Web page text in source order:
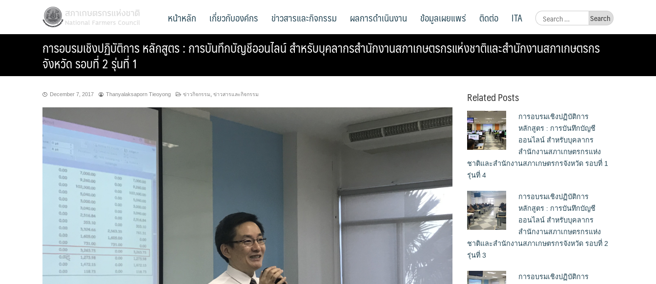
สภาเกษตรกรแห่งชาติ
National Farmers Council
Search
for:
หน้าหลัก เกี่ยวกับองค์กร ข่าวสารและกิจกรรม ผลการดำเนินงาน ข้อมูลเผยแพร่ ติดต่อ ITA
การอบรมเชิงปฏิบัติการ หลักสูตร : การบันทึกบัญชีออนไลน์ สำหรับบุคลากรสำนักงานสภาเกษตรกรแห่งชาติและสำนักงานสภาเกษตรกร
จังหวัด รอบที่ 2 รุ่นที่ 1
December 7, 2017 Thanyalaksaporn Tieoyong ข่าวกิจกรรม ข่าวสารและกิจกรรม Related Posts
การอบรมเชิงปฏิบัติการ
หลักสูตร : การบันทึกบัญชี
ออนไลน์ สำหรับบุคลากร
สำนักงานสภาเกษตรกรแห่ง
ชาติและสำนักงานสภาเกษตรกรจังหวัด รอบที่ 1
รุ่นที่ 4
การอบรมเชิงปฏิบัติการ
หลักสูตร : การบันทึกบัญชี
ออนไลน์ สำหรับบุคลากร
สำนักงานสภาเกษตรกรแห่ง
ชาติและสำนักงานสภาเกษตรกรจังหวัด รอบที่ 2
รุ่นที่ 3
การอบรมเชิงปฏิบัติการ